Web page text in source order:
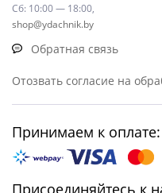
Сб: 10:00 — 18:00,
shop@ydachnik.by
Обратная связь
Отозвать согласие на
Принимаем к оплате:
Присоединяйтесь к